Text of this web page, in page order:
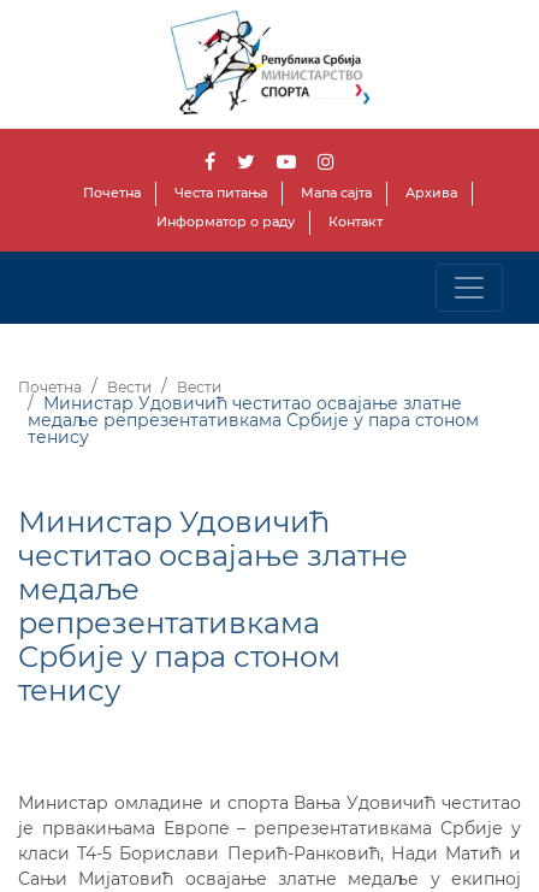
Почетна Честа питања Мапа сајта
Архива
Информатор о раду
Контакт
Почетна Вести Вести
Министар Удовичић честитао освајање златне
медаље репрезентативкама Србије у пара стоном
тенису
Министар Удовичић
честитао освајање златне
медаље
репрезентативкама
Србије у пара стоном
тенису
Министар омладине и спорта Вања Удовичић честитао
је првакињама Европе – репрезентативкама Србије у
класи Т4-5 Борислави Перић-Ранковић, Нади Матић и
Сањи Мијатовић освајање златне медаље у екипној